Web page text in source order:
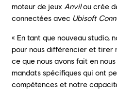
moteur de jeux Anvilou crée
connectées avec Ubisoft
« En tant que nouveau studio,
pour nous différencier et tirer
ce que nous avons fait en
mandats spécifiques qui ont
compétences et notre